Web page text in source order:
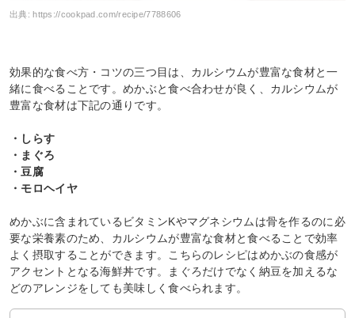
出典:https://cookpad.com/recipe/7788606
効果的な食べ方・コツの三つ目は、カルシウムが豊富な食材と一
緒に食べることです。めかぶと食べ合わせが良く、カルシウムが
豊富な食材は下記の通りです。
・しらす
・まぐろ
・豆腐
・モロヘイヤ
めかぶに含まれているビタミンKやマグネシウムは骨を作るのに必
要な栄養素のため、カルシウムが豊富な食材と食べることで効率
よく摂取することができます。こちらのレシピはめかぶの食感が
アクセントとなる海鮮丼です。まぐろだけでなく納豆を加えるな
どのアレンジをしても美味しく食べられます。